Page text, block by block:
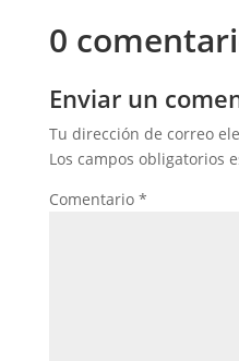
0
Enviar un
Tu dirección de correo
Los campos obligatorios
Comentario *